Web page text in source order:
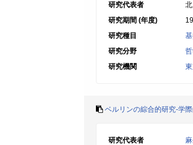
研究代表者
研究期間 (年度)
研究種目
研究分野
研究機関
ベルリンの綜合的研究-学
研究代表者